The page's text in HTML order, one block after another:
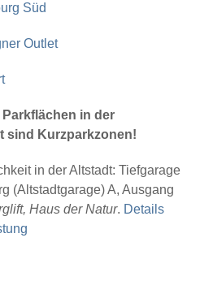
Süd
Outlet
in der
sind Kurzparkzonen!
in der Altstadt: Tiefgarage
(Altstadtgarage) A, Ausgang
Haus der Natur. Details